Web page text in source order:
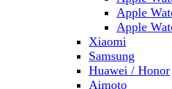
Apple
Apple
Xiaomi
Samsung
Huawei / Honor
Aimoto